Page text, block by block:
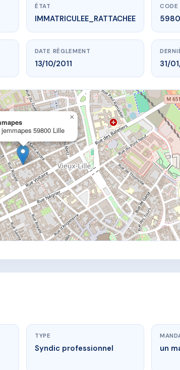
ÉTAT
IMMATRICULEE_RATTACHEE
CODE
DATE RÈGLEMENT
13/10/2011 31/
59800 Lille
×
TYPE
Syndic professionnel un